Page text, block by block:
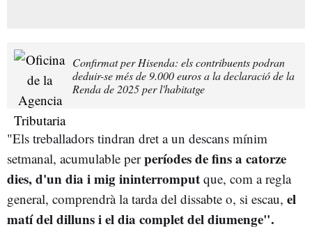
Confirmat per Hisenda: els contribuents podran
deduir-se més de 9.000 euros a la declaració de la
Renda de 2025 per l'habitatge
"Els treballadors tindran dret a un descans mínim
setmanal, acumulable perperíodes de fins a catorze
dies, d'un dia i mig ininterromput que, com a regla
general, comprendrà la tarda del dissabte o, si escau, el
matí del dilluns i el dia complet del diumenge".